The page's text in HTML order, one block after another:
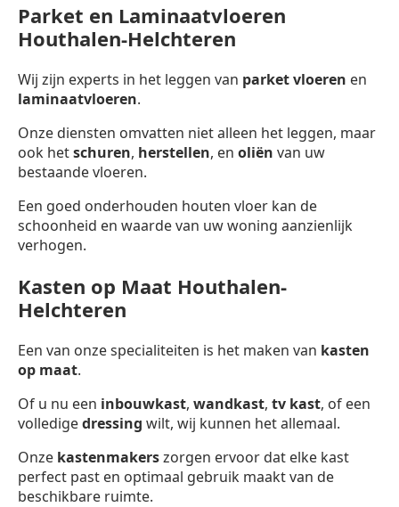
Parket en Laminaatvloeren
Houthalen-Helchteren
Wij zijn experts in het leggen van parket vloeren en
laminaatvloeren.
Onze diensten omvatten niet alleen het leggen, maar
ook hetschuren, herstellen, en oliën van uw
bestaande vloeren.
Een goed onderhouden houten vloer kan de
schoonheid en waarde van uw woning aanzienlijk
verhogen.
Kasten op Maat Houthalen-
Helchteren
Een van onze specialiteiten is het maken van kasten
op maat.
Of u nu een inbouwkast, wandkast, tv kast, of een
volledigedressing wilt, wij kunnen het allemaal.
Onze kastenmakerszorgen ervoor dat elke kast
perfect past en optimaal gebruik maakt van de
beschikbare ruimte.